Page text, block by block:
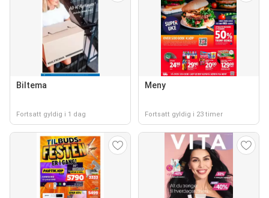
Biltema
Fortsatt gyldig i 1 dag
Meny
Fortsatt gyldig i 23 timer